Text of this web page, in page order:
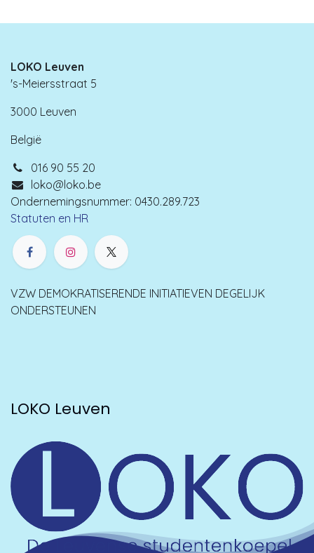
LOKO Leuven
's-Meiersstraat 5
3000 Leuven
België
016 90 55 20
loko@loko.be
Ondernemingsnummer: 0430.289.723
Statuten en HR
VZW DEMOKRATISERENDE INITIATIEVEN DEGELIJK
ONDERSTEUNEN
LOKO Leuven